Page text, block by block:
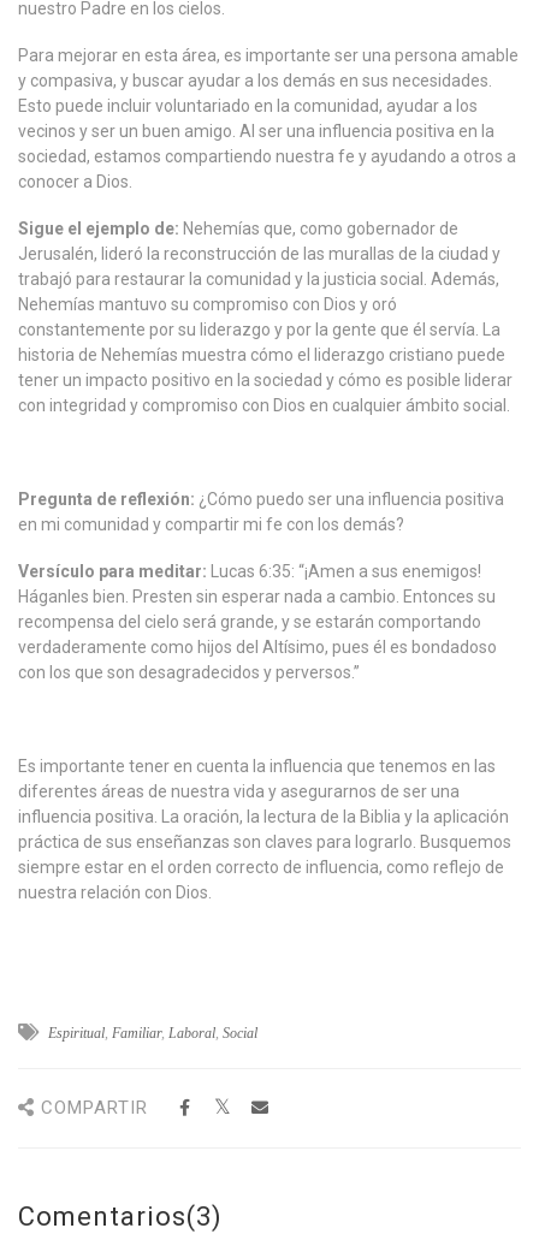
nuestro Padre en los cielos.
Para mejorar en esta área, es importante ser una persona amable
y compasiva, y buscar ayudar a los demás en sus necesidades.
Esto puede incluir voluntariado en la comunidad, ayudar a los
vecinos y ser un buen amigo. Al ser una influencia positiva en la
sociedad, estamos compartiendo nuestra fe y ayudando a otros a
conocer a Dios.
Sigue el ejemplo de: Nehemías que, como gobernador de
Jerusalén, lideró la reconstrucción de las murallas de la ciudad y
trabajó para restaurar la comunidad y la justicia social. Además,
Nehemías mantuvo su compromiso con Dios y oró
constantemente por su liderazgo y por la gente que él servía. La
historia de Nehemías muestra cómo el liderazgo cristiano puede
tener un impacto positivo en la sociedad y cómo es posible liderar
con integridad y compromiso con Dios en cualquier ámbito social.
Pregunta de reflexión: ¿Cómo puedo ser una influencia positiva
en mi comunidad y compartir mi fe con los demás?
Versículo para meditar:
Lucas 6:35: “¡Amen a sus enemigos!
Háganles bien. Presten sin esperar nada a cambio. Entonces su
recompensa del cielo será grande, y se estarán comportando
verdaderamente como hijos del Altísimo, pues él es bondadoso
con los que son desagradecidos y perversos.”
Es importante tener en cuenta la influencia que tenemos en las
diferentes áreas de nuestra vida y asegurarnos de ser una
influencia positiva. La oración, la lectura de la Biblia y la aplicación
práctica de sus enseñanzas son claves para lograrlo. Busquemos
siempre estar en el orden correcto de influencia, como reflejo de
nuestra relación con Dios.
Espiritual, Familiar, Laboral, Social
COMPARTIR
Comentarios(3)